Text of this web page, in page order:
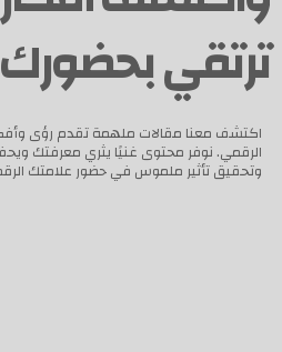
ترتقي
اكتشف معنا مقالات ملهمة تقدم رؤى
الرقمي. نوفر محتوى غنيًا يثري معرفتك
وتحقيق تأثير ملموس في حضور علامتك